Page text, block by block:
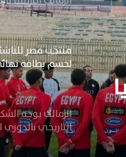
منتخب مصر
لحسم بطاقة
الزمالك يوجه
التاريخي